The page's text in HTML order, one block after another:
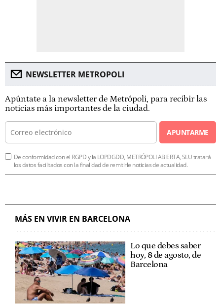
NEWSLETTER METROPOLI
Apúntate a la newsletter de Metrópoli, para recibir las
noticias más importantes de la ciudad.
APUNTARME
De conformidad con el RGPD y la LOPDGDD, METRÓPOLI ABIERTA, SLU tratará
los datos facilitados con la finalidad de remitirle noticias de actualidad.
MÁS EN VIVIR EN BARCELONA
Lo que debes saber
hoy, 8 de agosto, de
Barcelona